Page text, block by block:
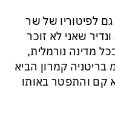
לפיטוריו של שר
שאני לא זוכר
מדינה נורמלית,
קמרון הביא
קם והתפטר באותו